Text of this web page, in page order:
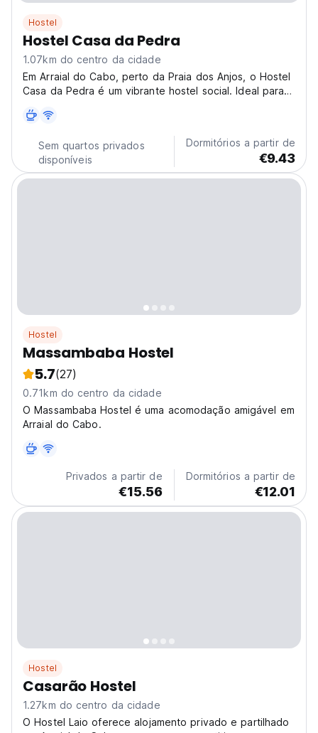
Hostel
Hostel Casa da Pedra
1.07km do centro da cidade
Em Arraial do Cabo, perto da Praia dos Anjos, o Hostel
Casa da Pedra é um vibrante hostel social. Ideal para
mergulho neste paraíso do 'Caribe Brasileiro'. (Auto-
translated from original language)
Sem quartos privados
disponíveis
Dormitórios a partir de
€9.43
Hostel
Massambaba Hostel
5.7(27)
0.71km do centro da cidade
O Massambaba Hostel é uma acomodação amigável em
Arraial do Cabo.
Privados a partir de
€15.56
Dormitórios a partir de
€12.01
Hostel
Casarão Hostel
1.27km do centro da cidade
O Hostel Laio oferece alojamento privado e partilhado